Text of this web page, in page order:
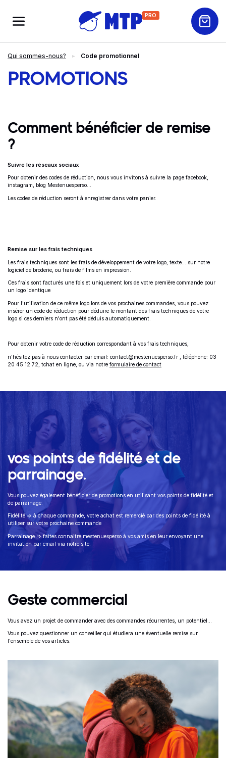
PRO
Qui sommes-nous? Code promotionnel
PROMOTIONS
Comment bénéficier de remise
?
Suivre les réseaux sociaux
Pour obtenir des codes de réduction, nous vous invitons à suivre la page facebook,
instagram, blog Mestenuesperso...
Les codes de réduction seront à enregistrer dans votre panier.
Remise sur les frais techniques
Les frais techniques sont les frais de développement de votre logo, texte... sur notre
logiciel de broderie, ou frais de films en impression.
Ces frais sont facturés une fois et uniquement lors de votre première commande pour
un logo identique
Pour l'utilisation de ce même logo lors de vos prochaines commandes, vous pouvez
insérer un code de réduction pour déduire le montant des frais techniques de votre
logo si ces derniers n'ont pas été déduis automatiquement.
Pour obtenir votre code de réduction correspondant à vos frais techniques,
n'hésitez pas à nous contacter par email: contact@mestenuesperso.fr , téléphone: 03
20 45 12 72, tchat en ligne, ou via notre formulaire de contact
vos points de fidélité et de
parrainage.
Vous pouvez également bénéficier de promotions en utilisant vos points de fidélité et
de parrainage.
Fidélité => à chaque commande, votre achat est remercié par des points de fidélité à
utiliser sur votre prochaine commande
Parrainage => faites connaitre mestenuesperso à vos amis en leur envoyant une
invitation par email via notre site.
Geste commercial
Vous avez un projet de commander avec des commandes récurrentes, un potentiel...
Vous pouvez questionner un conseiller qui étudiera une éventuelle remise sur
l'ensemble de vos articles.